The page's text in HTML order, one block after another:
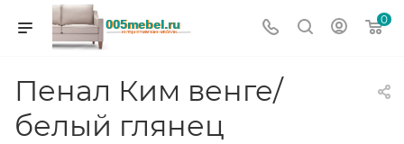
0
Пенал Ким венге/
белый глянец